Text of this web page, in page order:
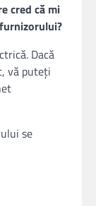
cred că mi
Dacă
vă puteți
se